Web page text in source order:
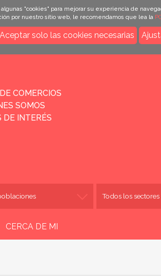
"cookies" para mejorar su experiencia de
por nuestro sitio web, le recomendamos que lea la
Aceptar solo las cookies necesarias
COMERCIOS
SOMOS
DE INTERÉS
CERCA DE MI